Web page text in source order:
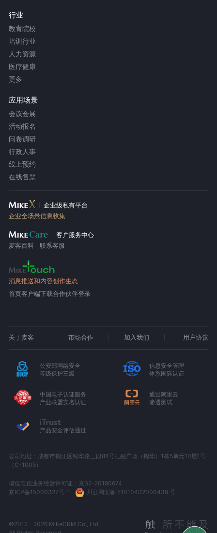
行业
教育院校
培训行业
人力资源
医疗健康
更多
应用场景
会议会展
活动报名
问卷调研
行政人事
线上预约
在线售票
企业级私有平台
企业全场景信息收集
客户服务中心
麦客百科
联系客服
消息推送和内容创作生态
首页客户端下载合作伙伴登录
关于麦客 市场合作 加入我们 用户协议
公安部网络安全
等级保护三级
信息安全管理
体系国际认证
中国电子认证服务
产业联盟实名认证
通过阿里云
渗透测试
产品安全评估通过
公司地址：成都市锦江区锦华路三段88号汇融广场（锦华）1栋5单元10层1号
（C-1005）
增值电信业务经营许可证：京B2-20180674
京ICP备15000327号-1
川公网安备 51010402000439 号
©2012 - 2026 MikeCRM Co., Ltd.